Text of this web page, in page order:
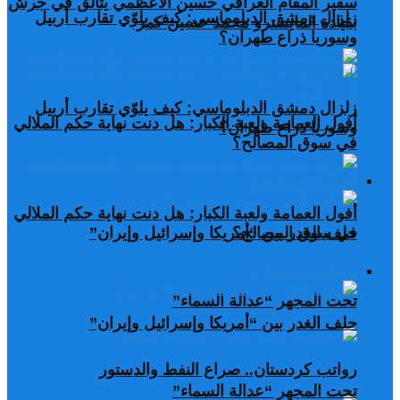
زلزال دمشق الدبلوماسي: كيف يلوّي تقارب أربيل
وسوريا ذراع طهران؟
أفول العمامة ولعبة الكبار: هل دنت نهاية حكم الملالي
في سوق المصالح؟
حلف الغدر بين “أمريكا وإسرائيل وإيران”
تحت المجهر “عدالة السماء”
رواتب كردستان.. صراع النفط والدستور
بقيادة المايسترو محمد حسين كمر
زلزال دمشق الدبلوماسي: كيف يلوّي تقارب أربيل
وسوريا ذراع طهران؟
أفول العمامة ولعبة الكبار: هل دنت نهاية حكم الملالي
في سوق المصالح؟
حلف الغدر بين “أمريكا وإسرائيل وإيران”
تحت المجهر “عدالة السماء”